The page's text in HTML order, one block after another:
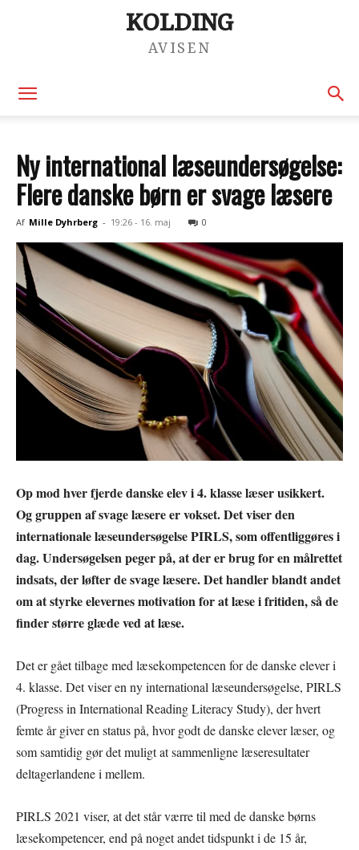
KOLDING
AVISEN
Ny international læseundersøgelse:
Flere danske børn er svage læsere
Af Mille Dyhrberg - 19:26 - 16. maj 0
Op mod hver fjerde danske elev i 4. klasse læser usikkert.
Og gruppen af svage læsere er vokset. Det viser den
internationale læseundersøgelse PIRLS, som offentliggøres i
dag. Undersøgelsen peger på, at der er brug for en målrettet
indsats, der løfter de svage læsere. Det handler blandt andet
om at styrke elevernes motivation for at læse i fritiden, så de
finder større glæde ved at læse.
Det er gået tilbage med læsekompetencen for de danske elever i
4. klasse. Det viser en ny international læseundersøgelse, PIRLS
(Progress in International Reading Literacy Study), der hvert
femte år giver en status på, hvor godt de danske elever læser, og
som samtidig gør det muligt at sammenligne læseresultater
deltagerlandene i mellem.
PIRLS 2021 viser, at det står værre til med de danske børns
læsekompetencer, end på noget andet tidspunkt i de 15 år,